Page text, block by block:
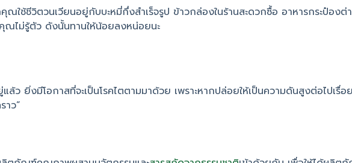
ใช้ชีวิตวนเวียนอยู่กับบะหมี่กึ่งสำเร็จรูป ข้าวกล่องในร้านสะดวกซื้อ อาหารกระป๋อง
ณไม่รู้ตัว ดังนั้นทานให้น้อยลงหน่อยนะ
ล้ว ยิ่งมีโอกาสที่จะเป็นโรคไตตามมาด้วย เพราะหากปล่อยให้เป็นความดันสูงต่อไปเรื่
าว”